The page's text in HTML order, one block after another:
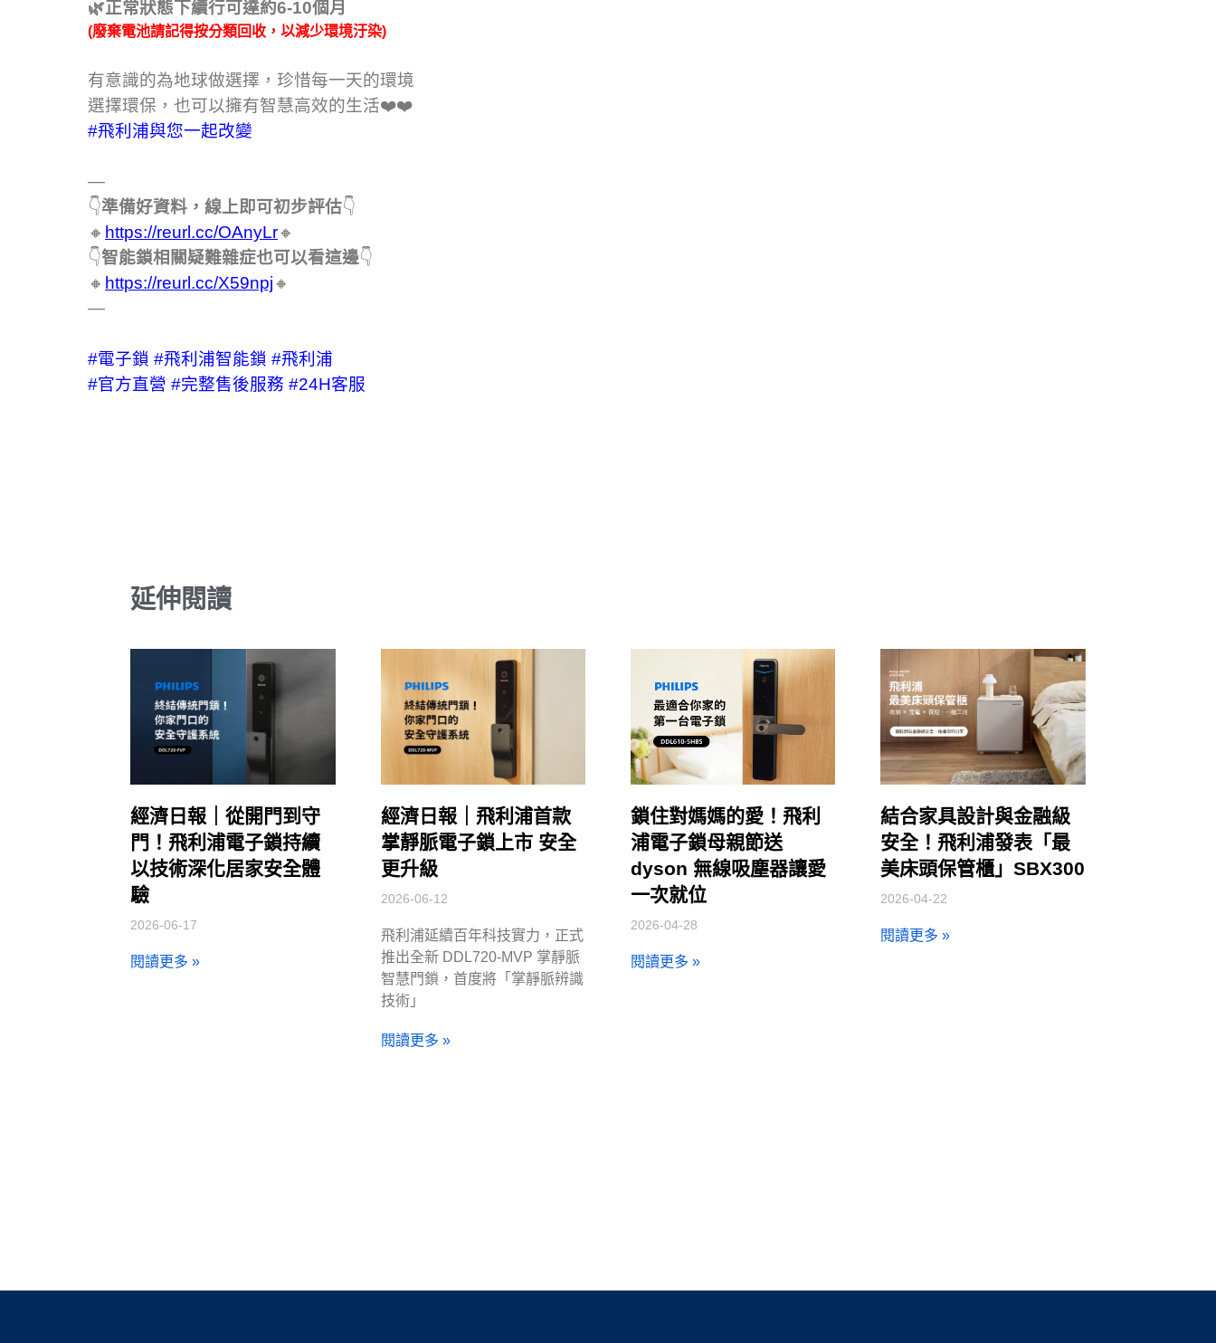
🌿正常狀態下續行可達約6-10個月
(廢棄電池請記得按分類回收，以減少環境汙染)
有意識的為地球做選擇，珍惜每一天的環境
選擇環保，也可以擁有智慧高效的生活❤️❤️
#飛利浦與您一起改變
—
👇準備好資料，線上即可初步評估👇
🔸 https://reurl.cc/OAnyLr🔸
👇智能鎖相關疑難雜症也可以看這邊👇
🔸 https://reurl.cc/X59npj🔸
—
#電子鎖 #飛利浦智能鎖 #飛利浦
#官方直營 #完整售後服務 #24H客服
延伸閱讀
經濟日報｜從開門到守
門！飛利浦電子鎖持續
以技術深化居家安全體
驗
2026-06-17
閱讀更多 »
經濟日報｜飛利浦首款
掌靜脈電子鎖上市 安全
更升級
2026-06-12
飛利浦延續百年科技實力，正式
推出全新 DDL720-MVP 掌靜脈
智慧門鎖，首度將「掌靜脈辨識
技術」
閱讀更多 »
鎖住對媽媽的愛！飛利
浦電子鎖母親節送
dyson 無線吸塵器讓愛
一次就位
2026-04-28
閱讀更多 »
結合家具設計與金融級
安全！飛利浦發表「最
美床頭保管櫃」SBX300
2026-04-22
閱讀更多 »